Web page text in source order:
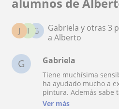
alumnos de
G
I
J
Gabriela y otras 3
a Alberto
G Gabriela
Tiene muchísima
ha ayudado mucho a
pintura. Además sabe
tantos artistas que las
Ver más